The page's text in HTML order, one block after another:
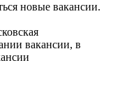
новые вакансии.
вакансии, в